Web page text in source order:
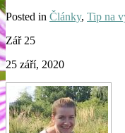
Posted in Články, Tip na
Zář 25
25 září, 2020